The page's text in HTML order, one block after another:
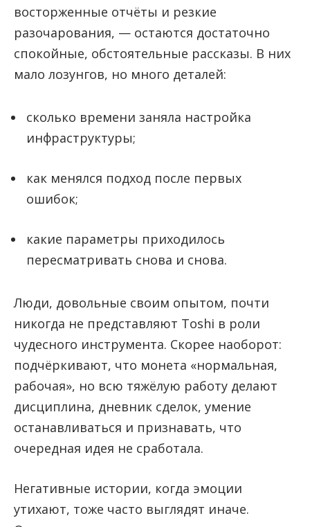
восторженные отчёты и резкие
разочарования, — остаются достаточно
спокойные, обстоятельные рассказы. В них
мало лозунгов, но много деталей:
сколько времени заняла настройка
инфраструктуры;
как менялся подход после первых
ошибок;
какие параметры приходилось
пересматривать снова и снова.
Люди, довольные своим опытом, почти
никогда не представляют Toshi в роли
чудесного инструмента. Скорее наоборот:
подчёркивают, что монета «нормальная,
рабочая», но всю тяжёлую работу делают
дисциплина, дневник сделок, умение
останавливаться и признавать, что
очередная идея не сработала.
Негативные истории, когда эмоции
утихают, тоже часто выглядят иначе.